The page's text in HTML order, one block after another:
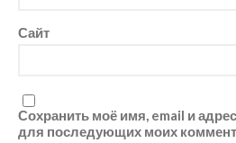
Сайт
Сохранить моё имя, email и
для последующих моих